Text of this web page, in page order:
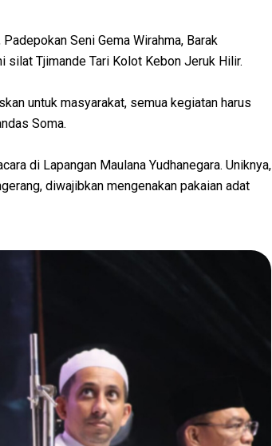
Seni Gema Wirahma, Barak
silat Tjimande Tari Kolot Kebon Jeruk Hilir.
untuk masyarakat, semua kegiatan harus
Soma.
di Lapangan Maulana Yudhanegara. Uniknya,
diwajibkan mengenakan pakaian adat